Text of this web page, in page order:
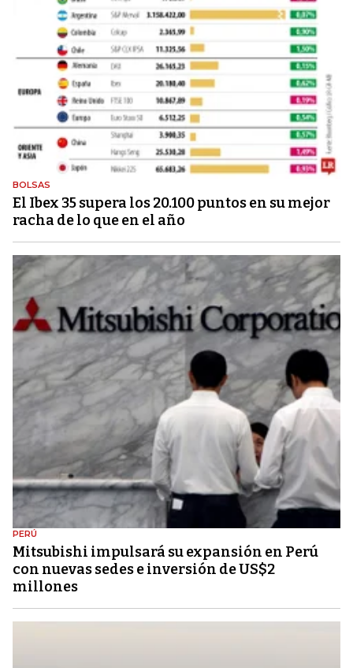
BOLSAS
El Ibex 35 supera los 20.100 puntos en su mejor
racha de lo que en el año
PERÚ
Mitsubishi impulsará su expansión en Perú
con nuevas sedes e inversión de US$2
millones